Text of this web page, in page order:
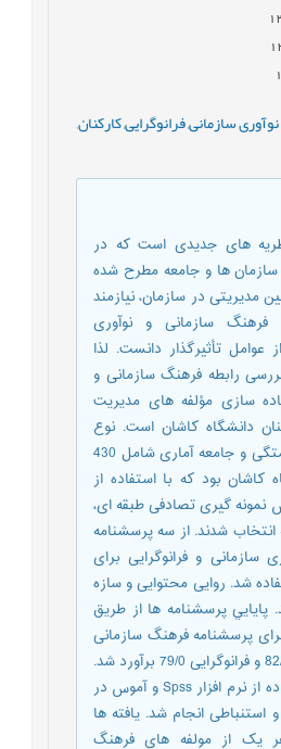
سازمانی,فرانوگرایی,کارکنان,
های جدیدی است که در
ها و جامعه مطرح شده
در سازمان، نیازمند
سازمانی و نوآوری
عوامل تأثیرگذار دانست. لذا
رابطه فرهنگ سازمانی و
سازی مؤلفه های مدیریت
دانشگاه کاشان است. نوع
مطالعه توصیفی- همبستگی و جامعه آماری شامل 430
کاشان بود که با استفاده از
نمونه گیری تصادفی طبقه ای،
انتخاب شدند. از سه پرسشنامه
سازمانی و فرانوگرایی برای
شد. روایی محتوایی و سازه
پايايي پرسشنامه ها از طریق
پرسشنامه فرهنگ سازمانی
88/0، نوآوی سازمانی 82/0 و فرانوگرایی 79/0 برآورد شد.
تحلیل داده ها با استفاده از نرم افزار Spss و آموس در
انجام شد. یافته ها
یک از مولفه های فرهنگ